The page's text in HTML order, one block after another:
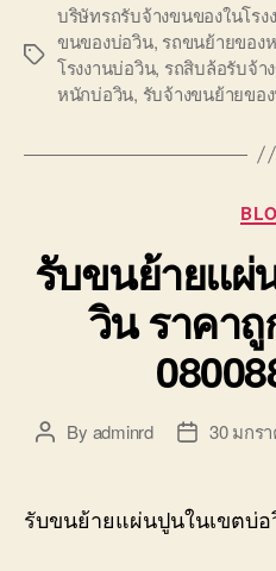
Tags
บริษัทรถรับจ้างขนของในโรง
ขนของบ่อวิน, รถขนย้ายของ
โรงงานบ่อวิน, รถสิบล้อรับจ้า
หนักบ่อวิน, รับจ้างขนย้ายขอ
รับขนย้ายแผ่
วิน ราคา
PostBy adminrd
Post30 มกร
รับขนย้ายแผ่นปูนในเขตบ่